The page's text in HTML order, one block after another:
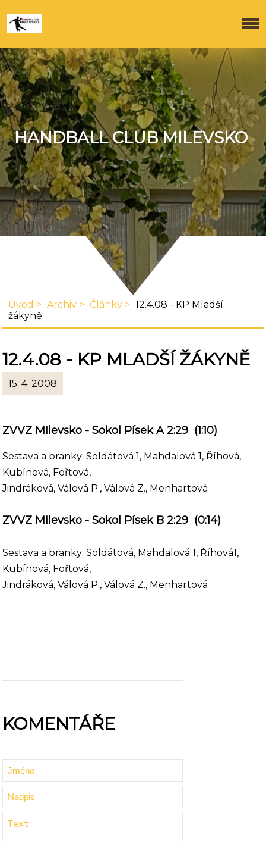
HANDBALL CLUB MILEVSKO
Úvod Archiv Články
12.4.08 - KP Mladší
žákyně
12.4.08 - KP MLADŠÍ ŽÁKYNĚ
15. 4. 2008
ZVVZ MIlevsko - Sokol Písek A 2:29 (1:10)
Sestava a branky: Soldátová 1, Mahdalová 1, Říhová,
Kubínová, Fořtová,
Jindráková, Válová P., Válová Z., Menhartová
ZVVZ MIlevsko - Sokol Písek B 2:29 (0:14)
Sestava a branky: Soldátová, Mahdalová 1, Říhová1,
Kubínová, Fořtová,
Jindráková, Válová P., Válová Z., Menhartová
KOMENTÁŘE